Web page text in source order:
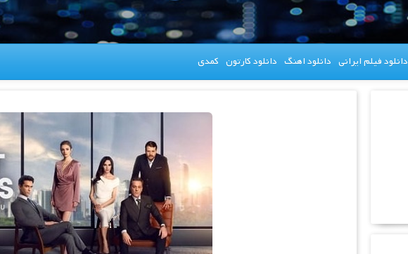
دانلود فیلم ایرانی دانلود اهنگ دانلود کارتون کمدی